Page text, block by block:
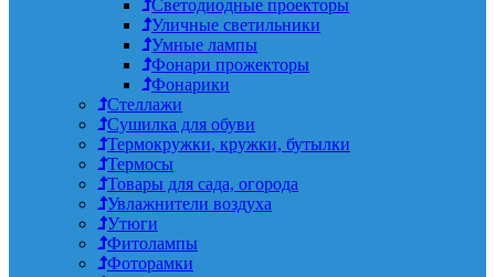
Светодиодные проекторы
Уличные светильники
Умные лампы
Фонари прожекторы
Фонарики
Стеллажи
Сушилка для обуви
Термокружки, кружки, бутылки
Термосы
Товары для сада, огорода
Увлажнители воздуха
Утюги
Фитолампы
Фоторамки